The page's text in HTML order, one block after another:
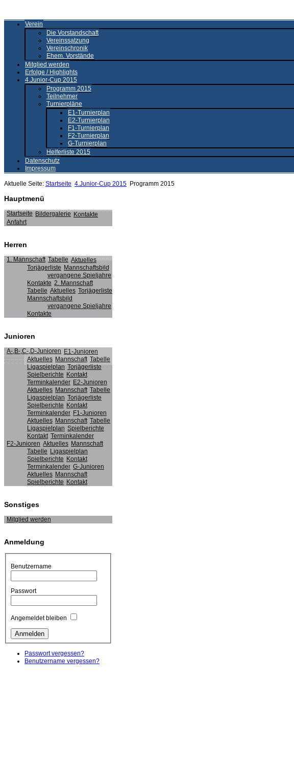
Verein
Die Vorstandschaft
Vereinssatzung
Vereinschronik
Ehem. Vorstände
Mitglied werden
Erfolge / Highlights
4.Junior-Cup 2015
Programm 2015
Teilnehmer
Turnierpläne
E1-Turnierplan
E2-Turnierplan
F1-Turnierplan
F2-Turnierplan
G-Turnierplan
Helferliste 2015
Datenschutz
Impressum
Aktuelle Seite: Startseite 4.Junior-Cup 2015 Programm 2015
Hauptmenü
Startseite Bildergalerie Kontakte
Anfahrt
Herren
1. Mannschaft Tabelle Aktuelles
Torjägerliste Mannschaftsbild
vergangene Spieljahre
Kontakte 2. Mannschaft
Tabelle Aktuelles Torjägerliste
Mannschaftsbild
vergangene Spieljahre
Kontakte
Junioren
A-,B-,C-,D-Junioren E1-Junioren
Aktuelles Mannschaft Tabelle
Ligaspielplan Torjägerliste
Spielberichte Kontakt
Terminkalender E2-Junioren
Aktuelles Mannschaft Tabelle
Ligaspielplan Torjägerliste
Spielberichte Kontakt
Terminkalender F1-Junioren
Aktuelles Mannschaft Tabelle
Ligaspielplan Spielberichte
Kontakt Terminkalender
F2-Junioren Aktuelles Mannschaft
Tabelle Ligaspielplan
Spielberichte Kontakt
Terminkalender G-Junioren
Aktuelles Mannschaft
Spielberichte Kontakt
Sonstiges
Mitglied werden
Anmeldung
Benutzername
Passwort
Angemeldet bleiben
Passwort vergessen?
Benutzername vergessen?